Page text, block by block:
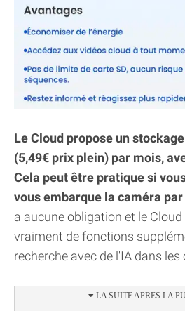
Le Cloud propose un
(5,49€ prix plein) par mois,
Cela peut être pratique si
vous embarque la caméra
a aucune obligation et le
vraiment de fonctions
recherche avec de l'IA dans les